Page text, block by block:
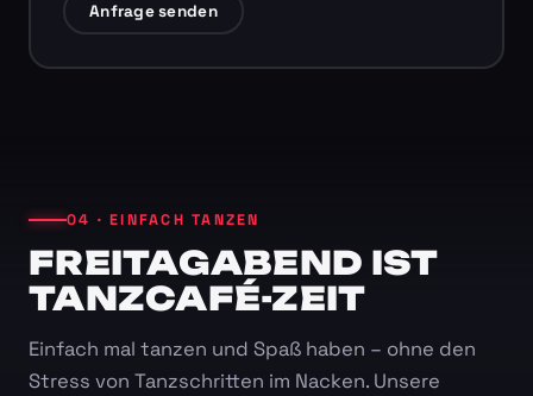
Anfrage senden
04 · EINFACH TANZEN
FREITAGABEND IST
TANZCAFÉ-ZEIT
Einfach mal tanzen und Spaß haben – ohne den
Stress von Tanzschritten im Nacken. Unsere